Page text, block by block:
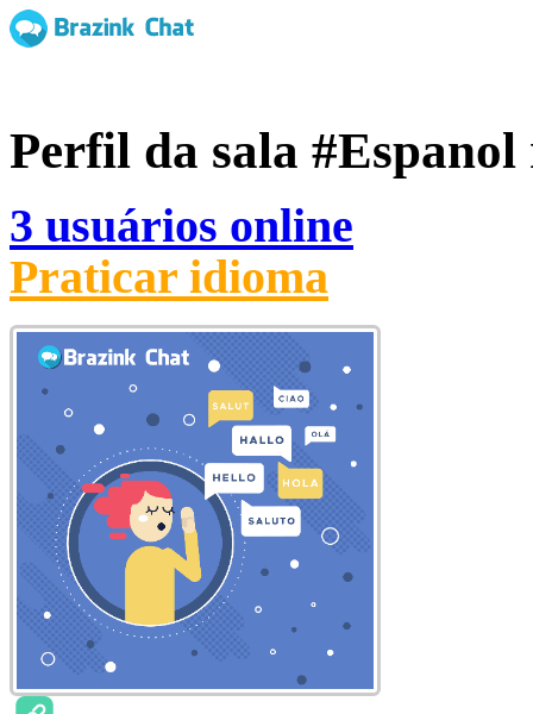
Perfil da sala #Espanol
3 usuários online
Praticar idioma